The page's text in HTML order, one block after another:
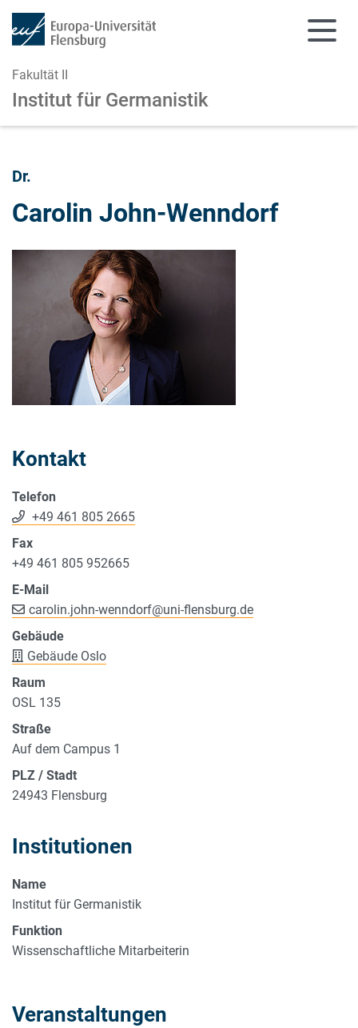
Fakultät II
Institut für Germanistik
Dr.
Carolin John-Wenndorf
Kontakt
Telefon
+49 461 805 2665
Fax
+49 461 805 952665
E-Mail
carolin.john-wenndorf@uni-flensburg.de
Gebäude
Gebäude Oslo
Raum
OSL 135
Straße
Auf dem Campus 1
PLZ / Stadt
24943 Flensburg
Institutionen
Name
Institut für Germanistik
Funktion
Wissenschaftliche Mitarbeiterin
Veranstaltungen